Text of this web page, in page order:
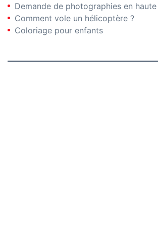
Demande de photographies en
Comment vole un hélicoptère ?
Coloriage pour enfants